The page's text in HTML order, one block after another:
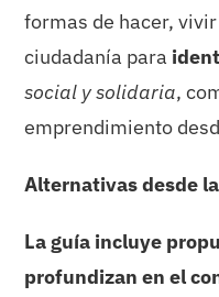
formas de hacer,
ciudadanía para
social y solidaria,
emprendimiento
Alternativas desde la
La guía incluye
profundizan en el